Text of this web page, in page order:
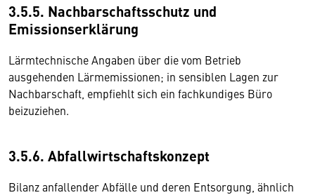
3.5.5. Nachbarschaftsschutz und
Emissionserklärung
Lärmtechnische Angaben über die vom Betrieb
ausgehenden Lärmemissionen; in sensiblen Lagen zur
Nachbarschaft, empfiehlt sich ein fachkundiges Büro
beizuziehen.
3.5.6. Abfallwirtschaftskonzept
Bilanz anfallender Abfälle und deren Entsorgung, ähnlich